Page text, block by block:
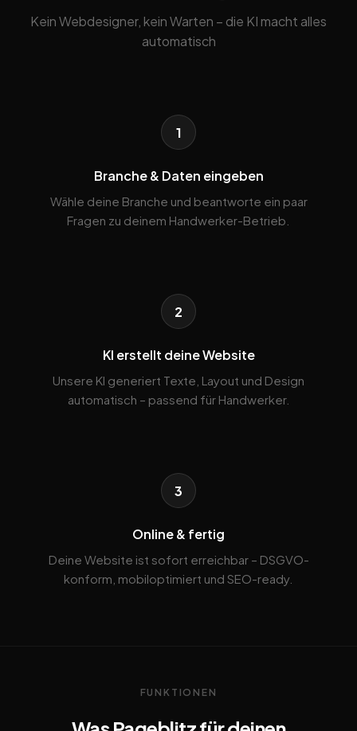
Kein Webdesigner, kein Warten – die KI macht alles
automatisch
1
Branche & Daten eingeben
Wähle deine Branche und beantworte ein paar
Fragen zu deinem Handwerker-Betrieb.
2
KI erstellt deine Website
Unsere KI generiert Texte, Layout und Design
automatisch – passend für Handwerker.
3
Online & fertig
Deine Website ist sofort erreichbar – DSGVO-
konform, mobiloptimiert und SEO-ready.
FUNKTIONEN